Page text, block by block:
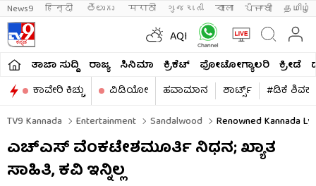
News9 हिन्दी తెలుగు मराठी ગુજરાતી বাংলা ਪੰਜਾਬੀ தமிழ்
AQI
ತಾಜಾ ಸುದ್ದಿ ರಾಜ್ಯ ಸಿನಿಮಾ ಕ್ರಿಕೆಟ್​ ಫೋಟೋಗ್ಯಾಲರಿ ಕ್ರೀಡೆ
ಕಾವೇರಿ ಕಿಚ್ಚು
ವಿಡಿಯೋ ಹವಾಮಾನ ಶಾರ್ಟ್ಸ್​
#ಡಿಕೆ
TV9 Kannada
Entertainment Sandalwood Renowned Kannada
ಎಚ್​ಎಸ್​ ವೆಂಕಟೇಶಮೂರ್ತಿ ನಿಧನ; ಖ್ಯಾತ
ಸಾಹಿತಿ, ಕವಿ ಇನ್ನಿಲ್ಲ